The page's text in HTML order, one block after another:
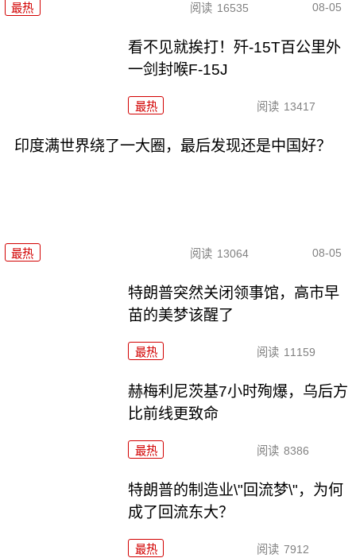
最热 阅读 16535 08-05
看不见就挨打！歼-15T百公里外
一剑封喉F-15J
最热 阅读 13417
印度满世界绕了一大圈，最后发现还是中国好？
最热 阅读 13064 08-05
特朗普突然关闭领事馆，高市早
苗的美梦该醒了
最热 阅读 11159
赫梅利尼茨基7小时殉爆，乌后方
比前线更致命
最热 阅读 8386
特朗普的制造业\"回流梦\"，为何
成了回流东大？
最热 阅读 7912